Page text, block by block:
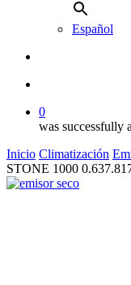
Español
0
was successfully
Inicio Climatización
STONE 1000